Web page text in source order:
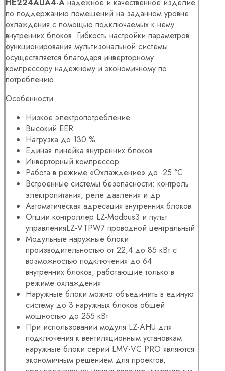
по поддержанию помещений на заданном уровне
охлаждения с помощью подключаемых к нему
внутренних блоков. Гибкость настройки параметров
функционирования мультизональной системы
осуществляется благодаря инверторному
компрессору надежному и экономичному по
потреблению.
Особенности
Низкое электропотребление
Высокий EER
Нагрузка до 130 %
Единая линейка внутренних блоков
Инверторный компрессор
Работа в режиме «Охлаждение» до -25 °С
Встроенные системы безопасности: контроль
электропитания, реле давления и др
Автоматическая адресация внутренних блоков
Опции контроллер LZ-Modbus3 и пульт
управленияLZ-VTPW7 проводной центральный
Модульные наружные блоки
производительностью от 22,4 до 85 кВт с
возможностью подключения до 64
внутренних блоков, работающие только в
режиме охлаждения
Наружные блоки можно объединить в единую
систему до 3 наружных блоков общей
мощностью до 255 кВт
При использовании модуля LZ-AHU для
подключения к вентиляционным установкам
наружные блоки серии LMV-VC PRO являются
экономичным решением для проектов,